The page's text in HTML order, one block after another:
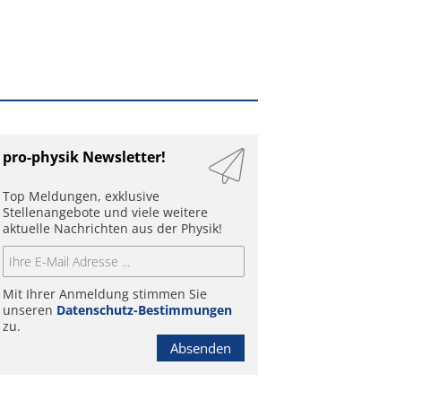
pro-physik Newsletter!
Top Meldungen, exklusive
Stellenangebote und viele weitere
aktuelle Nachrichten aus der Physik!
Mit Ihrer Anmeldung stimmen Sie
unseren Datenschutz-Bestimmungen
zu.
Absenden